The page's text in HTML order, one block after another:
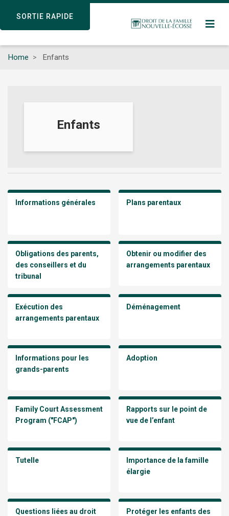
SORTIE RAPIDE
content
SORTIE RAPIDE
Home Enfants
Enfants
Informations générales Plans parentaux
Obligations des parents,
des conseillers et du
tribunal
Obtenir ou modifier des
arrangements parentaux
Exécution des
arrangements parentaux
Déménagement
Informations pour les
grands-parents
Adoption
Family Court Assessment
Program ("FCAP")
Rapports sur le point de
vue de l’enfant
Tutelle
Importance de la famille
élargie
Questions liées au droit
Protéger les enfants des